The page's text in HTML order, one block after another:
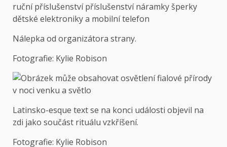
Nálepka od organizátora strany.
Fotografie: Kylie Robison
Latinsko-esque text se na konci události objevil na
zdi jako součást rituálu vzkříšení.
Fotografie: Kylie Robison